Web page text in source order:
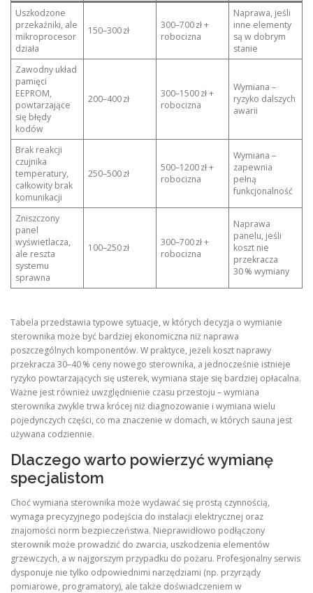
Uszkodzone
przekaźniki, ale
mikroprocesor
działa
150–300 zł
300–700 zł +
robocizna
Naprawa, jeśli
inne elementy
są w dobrym
stanie
Zawodny układ
pamięci
EEPROM,
powtarzające
się błędy
kodów
200–400 zł
300–1500 zł +
robocizna
Wymiana –
ryzyko dalszych
awarii
Brak reakcji
czujnika
temperatury,
całkowity brak
komunikacji
250–500 zł
500–1200 zł +
robocizna
Wymiana –
zapewnia
pełną
funkcjonalność
Zniszczony
panel
wyświetlacza,
ale reszta
systemu
sprawna
100–250 zł
300–700 zł +
robocizna
Naprawa
panelu, jeśli
koszt nie
przekracza
30 % wymiany
Tabela przedstawia typowe sytuacje, w których decyzja o wymianie
sterownika może być bardziej ekonomiczna niż naprawa
poszczególnych komponentów. W praktyce, jeżeli koszt naprawy
przekracza 30–40 % ceny nowego sterownika, a jednocześnie istnieje
ryzyko powtarzających się usterek, wymiana staje się bardziej opłacalna.
Ważne jest również uwzględnienie czasu przestoju – wymiana
sterownika zwykle trwa krócej niż diagnozowanie i wymiana wielu
pojedynczych części, co ma znaczenie w domach, w których sauna jest
używana codziennie.
Dlaczego warto powierzyć wymianę
specjalistom
Choć wymiana sterownika może wydawać się prostą czynnością,
wymaga precyzyjnego podejścia do instalacji elektrycznej oraz
znajomości norm bezpieczeństwa. Nieprawidłowo podłączony
sterownik może prowadzić do zwarcia, uszkodzenia elementów
grzewczych, a w najgorszym przypadku do pożaru. Profesjonalny serwis
dysponuje nie tylko odpowiednimi narzędziami (np. przyrządy
pomiarowe, programatory), ale także doświadczeniem w